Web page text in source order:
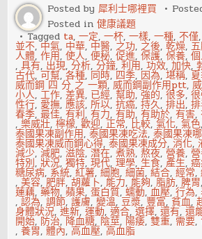
教
你
如
何
食
補
Posted by犀利士哪裡買
Posted in健康議題
Tagged ta,一定,一杯,一樣,一種,不僅
並不,中氣, 中華, 中醫, 之功, 之後,乾燥,
人體,作用,使人,便秘,促進,保護,保養,
,具有, 出現,分析,分鐘,利用,功效,加快,
古代,可幫,各種, 同時, 四季, 因為,堪稱,
威而鋼 四 分 之 一顆,威而鋼副作用ptt,
小人,工作,差異, 已經,幫助,強的,很多,
性行, 愛撫,應該,所以,抗癌,持久,排出,
春季,最佳,有利,有力,有助,有助於,有害,
,樂威壯,檸檬,歡迎,正常, 比較,氣化,氣色
泰國果凍副作用,泰國果凍吃法,泰國果凍
泰國果凍威而鋼心得,泰國果凍成分,消化,
減少,減肥,滋陰,潛在,煮熟,熬夜,營養,
特別,狀況,獨特,現代,理學,生食,產生,
糖尿病, 系統,紅薯,細胞,細菌,結合,經常,
,美容,肥胖,胡蘿卜, 能力, 能夠,脂肪,脾胃
蓮藕,藥物,蘋果,蛋白質,蠕動,血壓,行為,
,認為,調節,護膚,變溫,豆漿, 豐富,貧血,
身體狀況,進新,運動,適合,選擇,還有,還
開始, 防治, 降血糖, 陰莖, 陽痿,雙重, 需要,
,養胃,體內,高血壓,高血脂